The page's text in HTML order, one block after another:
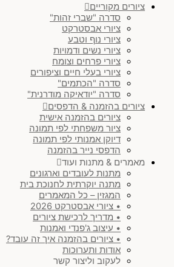
ציורים מקוריים
סדרה "שברי זהות"
ציורי אבסטרקט
ציורי נוף וטבע
ציורי נשים ודמויות
ציורי פרחים וצומח
ציורי בעלי חיים וציפורים
סדרה "הכתמים"
סדרה "יודאיקה מודרנית"
ציורים בהזמנה & הדפסים
ציורים בהזמנה אישית
ציור משפחתי לפי תמונה
דיוקן אמנותי לפי תמונה
הדפסי נייר בהזמנה
מאמרים & מתנות ועוד
מתנות לעובדים וארגונים
מתנה יוקרתית לחנוכת בית
המגזין – כל המאמרים
• ציורי אבסטרקט 2026
• מדריך לרכישת ציורים
• עיצוב ג'פנדי ואמנות
• ציורים בהזמנה איך זה עובד?
אודות ותערוכות
לעקוב וליצור קשר